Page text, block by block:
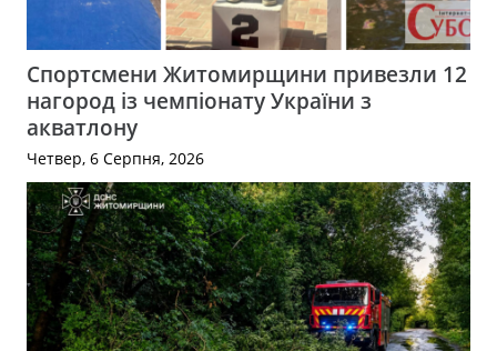
Спортсмени Житомирщини привезли 12
нагород із чемпіонату України з
акватлону
Четвер, 6 Серпня, 2026